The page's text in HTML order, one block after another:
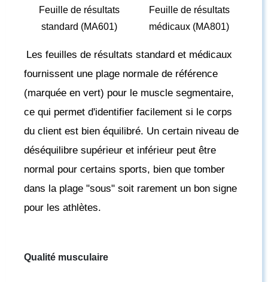
Feuille de résultats
standard (MA601)
Feuille de résultats
médicaux (MA801)
Les feuilles de résultats standard et médicaux
fournissent une plage normale de référence
(marquée en vert) pour le muscle segmentaire,
ce qui permet d'identifier facilement si le corps
du client est bien équilibré. Un certain niveau de
déséquilibre supérieur et inférieur peut être
normal pour certains sports, bien que tomber
dans la plage "sous" soit rarement un bon signe
pour les athlètes.
Qualité musculaire